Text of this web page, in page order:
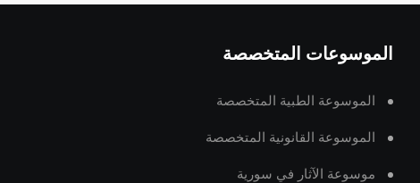
الموسوعات المتخصصة
الموسوعة الطبية المتخصصة
الموسوعة القانونية المتخصصة
موسوعة الآثار في سورية